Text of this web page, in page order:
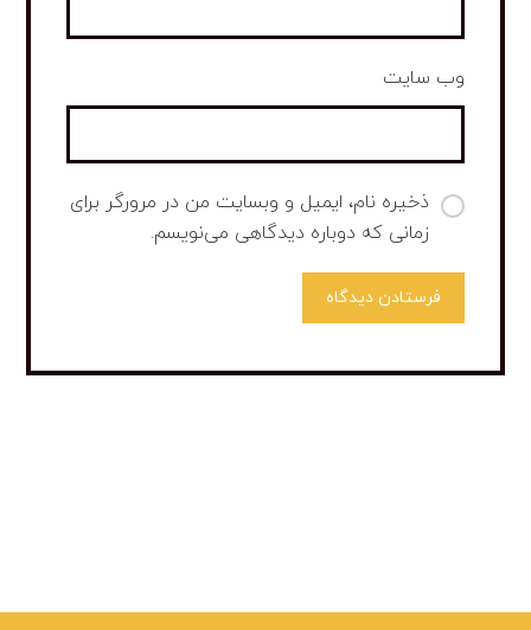
وب‌ سایت
ذخیره نام، ایمیل و وبسایت من در مرورگر برای
زمانی که دوباره دیدگاهی می‌نویسم.